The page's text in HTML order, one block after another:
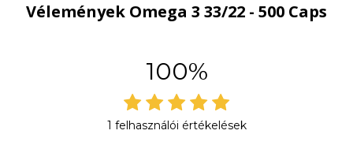
Vélemények Omega 3 33/22 - 500 Caps
100%
1 felhasználói értékelések